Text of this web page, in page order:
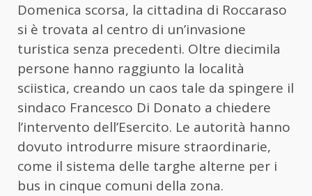
Domenica scorsa, la cittadina di Roccaraso
si è trovata al centro di un’invasione
turistica senza precedenti. Oltre diecimila
persone hanno raggiunto la località
sciistica, creando un caos tale da spingere il
sindaco Francesco Di Donato a chiedere
l’intervento dell’Esercito. Le autorità hanno
dovuto introdurre misure straordinarie,
come il sistema delle targhe alterne per i
bus in cinque comuni della zona.